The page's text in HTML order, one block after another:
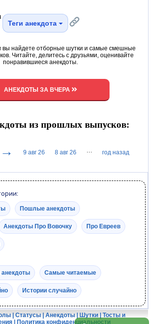
Теги анекдота
вы найдете отборные шутки и самые смешные
Читайте, делитесь с друзьями, оценивайте
понравившиеся анекдоты.
АНЕКДОТЫ ЗА ВЧЕРА
из прошлых выпусков:
→ 9 авг 26 8 авг 26 ··· год назад
Пошлые анекдоты
Анекдоты Про Вовочку Про Евреев
Самые читаемые
Истории случайно
| Статусы | Анекдоты | Шутки | Тосты и
| Политика конфиденциальности